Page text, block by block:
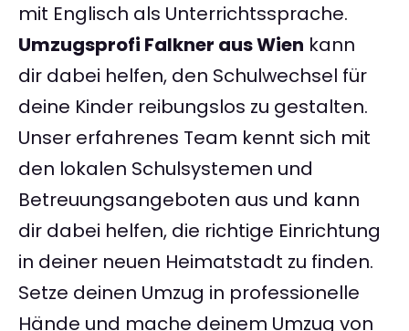
mit Englisch als Unterrichtssprache.
Umzugsprofi Falkner aus Wien kann
dir dabei helfen, den Schulwechsel für
deine Kinder reibungslos zu gestalten.
Unser erfahrenes Team kennt sich mit
den lokalen Schulsystemen und
Betreuungsangeboten aus und kann
dir dabei helfen, die richtige Einrichtung
in deiner neuen Heimatstadt zu finden.
Setze deinen Umzug in professionelle
Hände und mache deinem Umzug von